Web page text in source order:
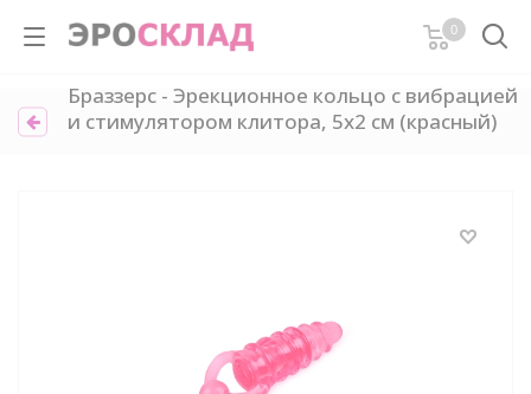
0
Браззерс - Эрекционное кольцо с вибрацией
и стимулятором клитора, 5х2 см (красный)